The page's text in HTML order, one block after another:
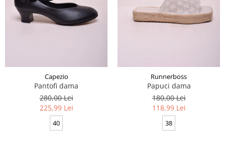
Capezio
Pantofi dama
280,00 Lei
225,99 Lei
40
Runnerboss
Papuci dama
180,00 Lei
118,99 Lei
38